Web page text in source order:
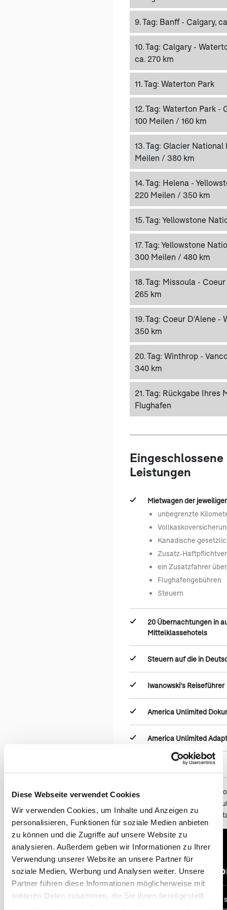
Diese Webseite verwendet Cookies
Wir verwenden Cookies, um Inhalte und Anzeigen zu
personalisieren, Funktionen für soziale Medien anbieten
zu können und die Zugriffe auf unsere Website zu
analysieren. Außerdem geben wir Informationen zu Ihrer
Verwendung unserer Website an unsere Partner für
soziale Medien, Werbung und Analysen weiter. Unsere
Partner führen diese Informationen möglicherweise mit
weiteren Daten zusammen, die Sie ihnen bereitgestellt
9. Tag: Banff - Calgary,
10. Tag: Calgary -
ca. 270 km
11. Tag: Waterton Park
12. Tag: Waterton Park -
100 Meilen / 160 km
13. Tag: Glacier National
Meilen / 380 km
14. Tag: Helena -
220 Meilen / 350 km
15. Tag: Yellowstone
17. Tag: Yellowstone
300 Meilen / 480 km
18. Tag: Missoula -
265 km
19. Tag: Coeur D'Alene -
350 km
20. Tag: Winthrop -
340 km
21. Tag: Rückgabe Ihres
Flughafen
Eingeschlossene
Leistungen
Mietwagen der
unbegrenzte
Kanadische
Zusatz-
ein Zusatzfahrer
Flughafengebühren
Steuern
20 Übernachtungen in
Mittelklassehotels
Steuern auf die in
Iwanowski's Reiseführer
America Unlimited
America Unlimited
Kartenmaterial etc.
Mietwagen bei 2 Personen:
Mietwagen bei 3 Personen:
Mietwagen bei 4 Personen:
An &
Bei vielen unserer Reisen